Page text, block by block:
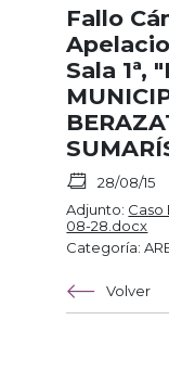
Fallo
Sala 1ª,
28/08/15
Adjunto: Caso
08-28.docx
Categoría:
Volver